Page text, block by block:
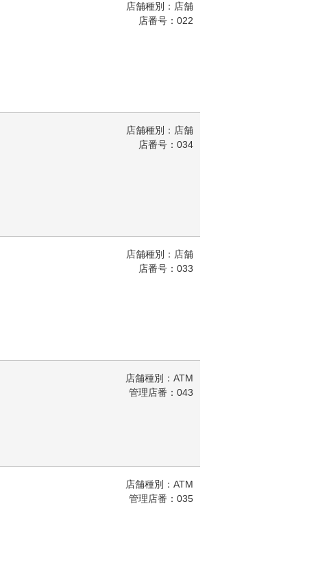
店舗種別：店舗
店番号：022
店舗種別：店舗
店番号：034
店舗種別：店舗
店番号：033
店舗種別：ATM
管理店番：043
店舗種別：ATM
管理店番：035